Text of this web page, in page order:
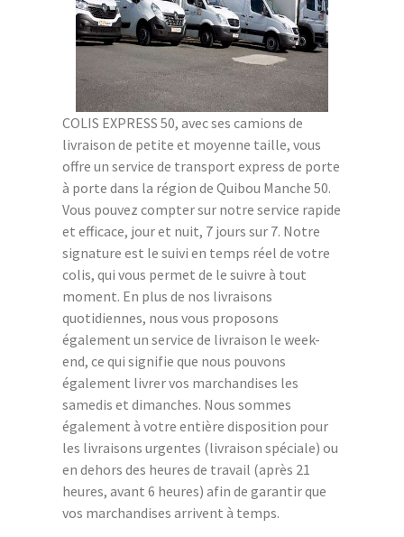
COLIS EXPRESS 50, avec ses camions de
livraison de petite et moyenne taille, vous
offre un service de transport express de porte
à porte dans la région de Quibou Manche 50.
Vous pouvez compter sur notre service rapide
et efficace, jour et nuit, 7 jours sur 7. Notre
signature est le suivi en temps réel de votre
colis, qui vous permet de le suivre à tout
moment. En plus de nos livraisons
quotidiennes, nous vous proposons
également un service de livraison le week-
end, ce qui signifie que nous pouvons
également livrer vos marchandises les
samedis et dimanches. Nous sommes
également à votre entière disposition pour
les livraisons urgentes (livraison spéciale) ou
en dehors des heures de travail (après 21
heures, avant 6 heures) afin de garantir que
vos marchandises arrivent à temps.